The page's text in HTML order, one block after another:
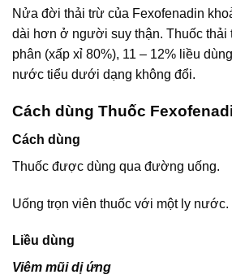
Nửa đời thải trừ của Fexofenadin
dài hơn ở người suy thận. Thuốc thải
phân (xấp xỉ 80%), 11 – 12% liều
nước tiểu dưới dạng không đổi.
Cách dùng Thuốc
Cách dùng
Thuốc được dùng qua đường uống.
Uống trọn viên thuốc với một ly nước.
Liều dùng
Viêm mũi dị ứng